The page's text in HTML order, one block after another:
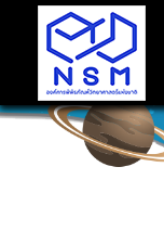
นักวิจัย